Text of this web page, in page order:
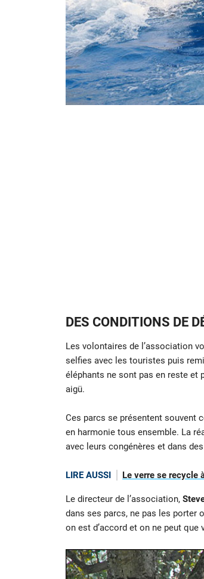
DES CONDITIONS DE
Les volontaires de l’association
selfies avec les touristes puis
éléphants ne sont pas en reste
aigü.
Ces parcs se présentent souvent
en harmonie tous ensemble. La
avec leurs congénères et dans
LIRE AUSSI Le verre se recycle
Le directeur de l’association,
dans ses parcs, ne pas les porter
on est d’accord et on ne peut